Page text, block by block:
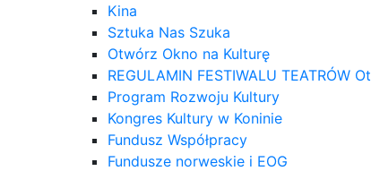
Kina
Sztuka Nas Szuka
Otwórz Okno na Kulturę
REGULAMIN FESTIWALU TEATRÓW
Program Rozwoju Kultury
Kongres Kultury w Koninie
Fundusz Współpracy
Fundusze norweskie i EOG